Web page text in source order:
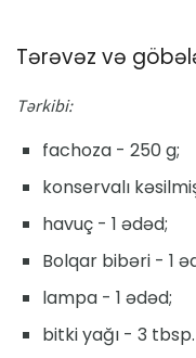
Tərəvəz və
Tərkibi:
fachoza - 250 g;
konservalı
havuç - 1 ədəd;
Bolqar bibəri - 1
lampa - 1 ədəd;
bitki yağı - 3